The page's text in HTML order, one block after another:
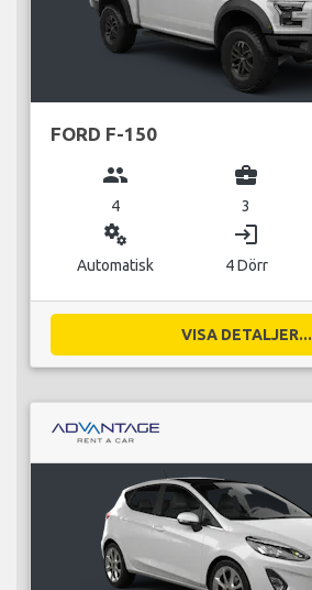
FORD F-150
group
4
business_center
3
miscellaneous_services
Automatisk
login
4 Dörr
VISA DETALJER...